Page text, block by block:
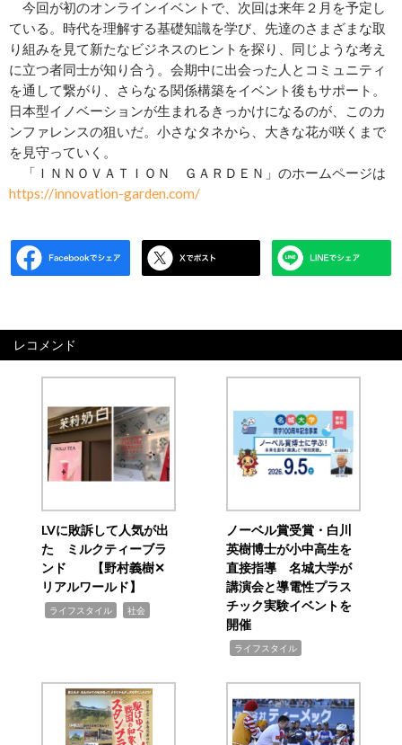
今回が初のオンラインイベントで、次回は来年２月を予定し
ている。時代を理解する基礎知識を学び、先達のさまざまな取
り組みを見て新たなビジネスのヒントを探り、同じような考え
に立つ者同士が知り合う。会期中に出会った人とコミュニティ
を通して繋がり、さらなる関係構築をイベント後もサポート。
日本型イノベーションが生まれるきっかけになるのが、このカ
ンファレンスの狙いだ。小さなタネから、大きな花が咲くまで
を見守っていく。
「ＩＮＮＯＶＡＴＩＯＮ ＧＡＲＤＥＮ」のホームページは
https://innovation-garden.com/
レコメンド
LVに敗訴して人気が出
た ミルクティーブラ
ンド 【野村義樹✕
リアルワールド】
ライフスタイル 社会
ノーベル賞受賞・白川
英樹博士が小中高生を
直接指導 名城大学が
講演会と導電性プラス
チック実験イベントを
開催
ライフスタイル